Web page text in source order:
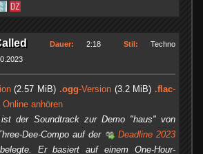
Dauer: 2:18 Stil: Techno
(2.57 MiB) .ogg-Version(3.2 MiB).flac-
Online anhören
der Soundtrack zur Demo "haus" von
Dee-Compo auf der
Deadline 2023
Er basiert auf einem One-Hour-